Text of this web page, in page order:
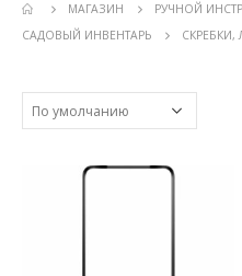
МАГАЗИН
РУЧНОЙ
САДОВЫЙ ИНВЕНТАРЬ
СКРЕБКИ,